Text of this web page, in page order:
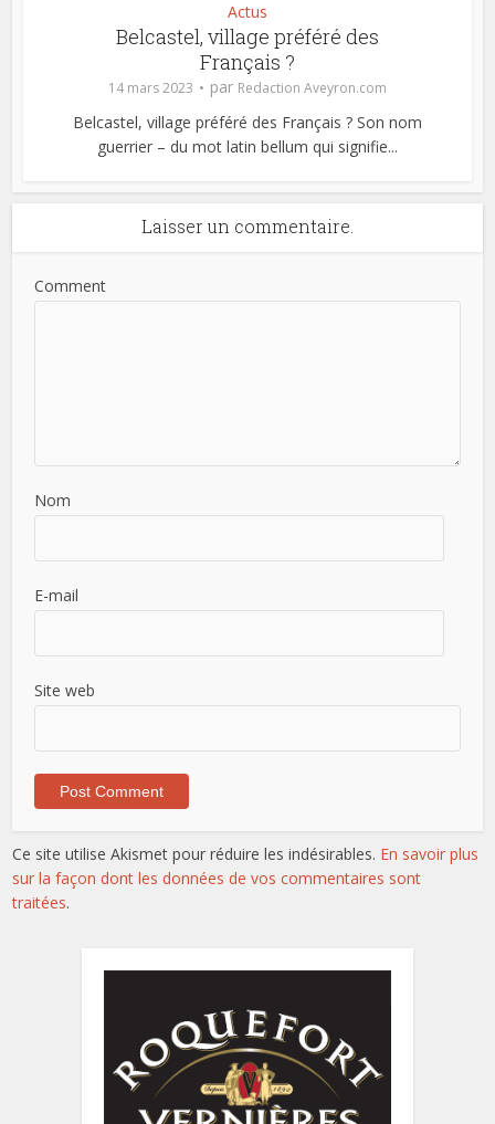
Actus
Belcastel, village préféré des
Français ?
14 mars 2023 par Redaction Aveyron.com
Belcastel, village préféré des Français ? Son nom
guerrier – du mot latin bellum qui signifie...
Laisser un commentaire.
Comment
Nom
E-mail
Site web
Ce site utilise Akismet pour réduire les indésirables. En savoir plus
sur la façon dont les données de vos commentaires sont
traitées.